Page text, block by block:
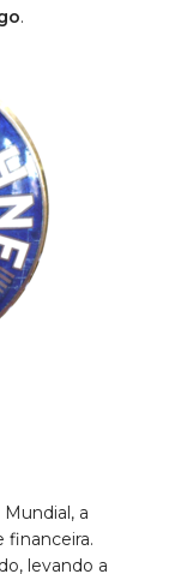
.
a
financeira.
levando a